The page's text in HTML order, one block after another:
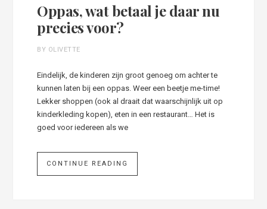
Oppas, wat betaal je daar nu
precies voor?
BY OLIVETTE
Eindelijk, de kinderen zijn groot genoeg om achter te
kunnen laten bij een oppas. Weer een beetje me-time!
Lekker shoppen (ook al draait dat waarschijnlijk uit op
kinderkleding kopen), eten in een restaurant… Het is
goed voor iedereen als we
CONTINUE READING